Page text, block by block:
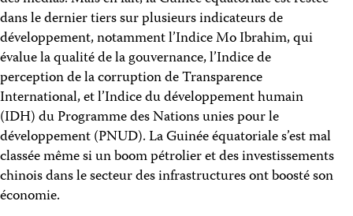
dans le dernier tiers sur plusieurs indicateurs de
développement, notamment l’Indice Mo Ibrahim, qui
évalue la qualité de la gouvernance, l’Indice de
perception de la corruption de Transparence
International, et l’Indice du développement humain
(IDH) du Programme des Nations unies pour le
développement (PNUD). La Guinée équatoriale s’est mal
classée même si un boom pétrolier et des investissements
chinois dans le secteur des infrastructures ont boosté son
économie.